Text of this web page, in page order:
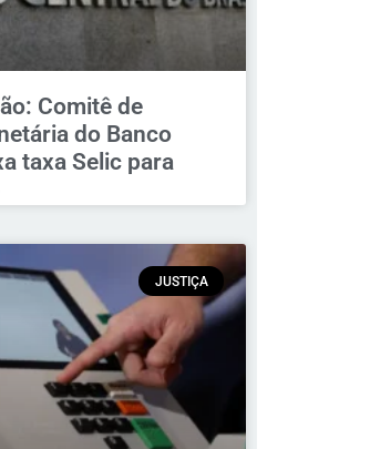
Comitê de
do Banco
taxa Selic para
JUSTIÇA